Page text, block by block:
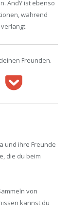
AndY ist ebenso
während
Freunden.
und ihre Freunde
die du beim
von
kannst du